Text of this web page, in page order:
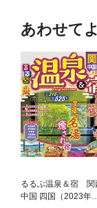
あわせて
るるぶ温泉＆宿 関
中国 四国（2023年